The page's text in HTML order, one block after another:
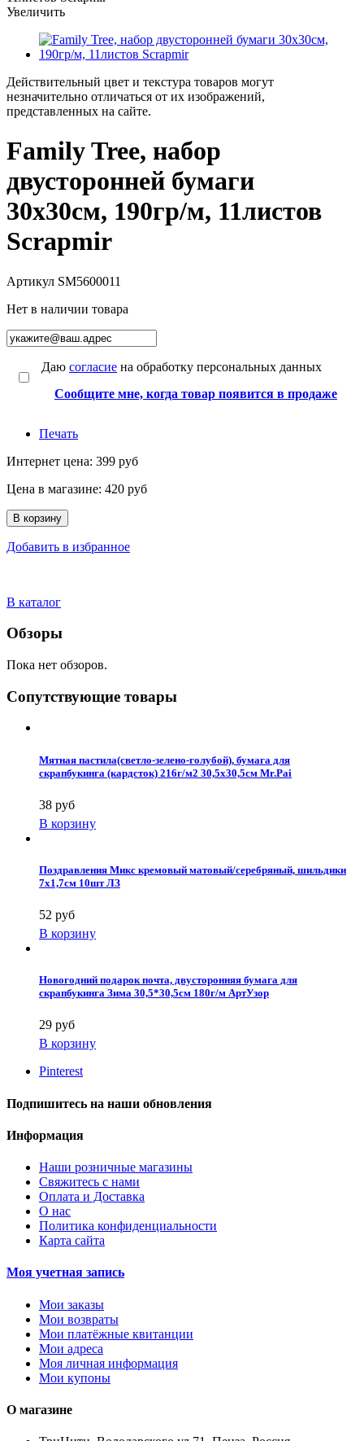
Увеличить
Действительный цвет и текстура товаров могут
незначительно отличаться от их изображений,
представленных на сайте.
Family Tree, набор
двусторонней бумаги
30х30см, 190гр/м, 11листов
Scrapmir
Артикул SM5600011
Нет в наличии товара
Даю согласие на обработку персональных данных
Сообщите мне, когда товар появится в продаже
Печать
Интернет цена: 399 руб
Цена в магазине: 420 руб
В корзину
Добавить в избранное
В каталог
Обзоры
Пока нет обзоров.
Сопутствующие товары
Мятная пастила(светло-зелено-голубой), бумага для
скрапбукинга (кардсток) 216г/м2 30,5x30,5см Mr.Pai
38 руб
В корзину
Поздравления Микс кремовый матовый/серебряный, шильдики
7х1,7см 10шт ЛЗ
52 руб
В корзину
Новогодний подарок почта, двусторонняя бумага для
скрапбукинга Зима 30,5*30,5см 180г/м АртУзор
29 руб
В корзину
Pinterest
Подпишитесь на наши обновления
Информация
Наши розничные магазины
Свяжитесь с нами
Оплата и Доставка
О нас
Политика конфиденциальности
Карта сайта
Моя учетная запись
Мои заказы
Мои возвраты
Мои платёжные квитанции
Мои адреса
Моя личная информация
Мои купоны
О магазине